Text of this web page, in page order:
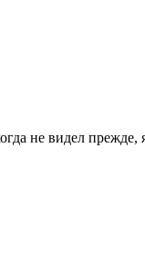
не видел